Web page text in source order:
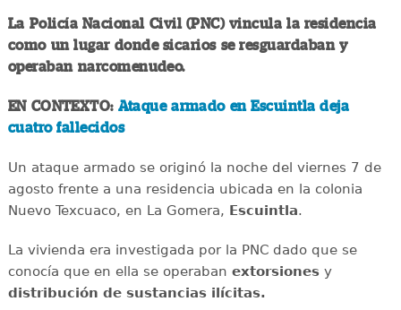
La Policía Nacional Civil (PNC) vincula la residencia
como un lugar donde sicarios se resguardaban y
operaban narcomenudeo.
EN CONTEXTO: Ataque armado en Escuintla deja
cuatro fallecidos
Un ataque armado se originó la noche del viernes 7 de
agosto frente a una residencia ubicada en la colonia
Nuevo Texcuaco, en La Gomera, Escuintla.
La vivienda era investigada por la PNC dado que se
conocía que en ella se operaban extorsionesy
distribución de sustancias ilícitas.